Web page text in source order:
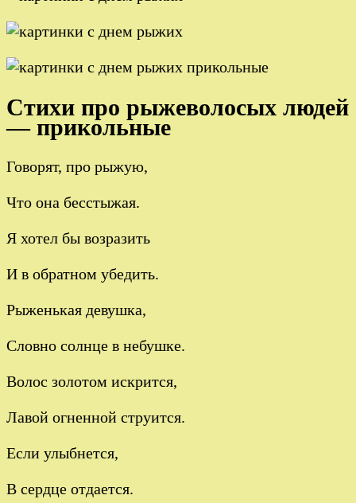
Стихи про рыжеволосых людей
— прикольные
Говорят, про рыжую,
Что она бесстыжая.
Я хотел бы возразить
И в обратном убедить.
Рыженькая девушка,
Словно солнце в небушке.
Волос золотом искрится,
Лавой огненной струится.
Если улыбнется,
В сердце отдается.